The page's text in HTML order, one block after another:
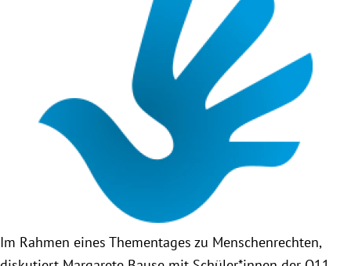
Obfrau im Ausschuss für Menschenrechte und
Mein Abstimmungsverhalten
Ämter, Funktionen und Einkünfte
Besuch in Berlin
Im Rahmen eines Thementages zu Menschenrechten,